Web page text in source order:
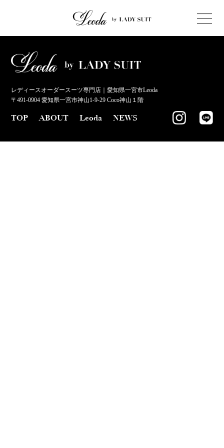
レディースオーダースーツ専門店｜愛知県一宮市Leoda
〒491-0904 愛知県一宮市神山1-9-29 Coco神山１階
TOP ABOUT Leoda NEWS